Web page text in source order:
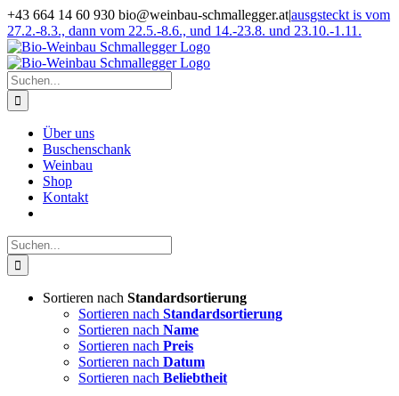
Zum
Inhalt
springen
+43 664 14 60 930 bio@weinbau-schmallegger.at|ausgsteckt is vom
27.2.-8.3., dann vom 22.5.-8.6., und 14.-23.8. und 23.10.-1.11.
Facebook
Instagram
Suche
nach:
Über uns
Buschenschank
Weinbau
Shop
Kontakt
Suche
nach:
Sortieren nach Standardsortierung
Sortieren nach Standardsortierung
Sortieren nach Name
Sortieren nach Preis
Sortieren nach Datum
Sortieren nach Beliebtheit